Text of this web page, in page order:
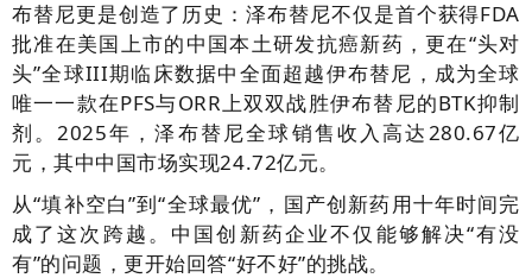
布替尼更是创造了历史：泽布替尼不仅是首个获得FDA
批准在美国上市的中国本土研发抗癌新药，更在“头对
头”全球III期临床数据中全面超越伊布替尼，成为全球
唯一一款在PFS与ORR上双双战胜伊布替尼的BTK抑制
剂。2025年，泽布替尼全球销售收入高达280.67亿
元，其中中国市场实现24.72亿元。
从“填补空白”到“全球最优”，国产创新药用十年时间完
成了这次跨越。中国创新药企业不仅能够解决“有没
有”的问题，更开始回答“好不好”的挑战。